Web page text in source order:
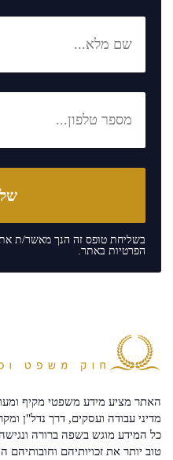
בשליחת טופס זה הנך מאשר/ת
הפרטיות באתר.
האתר מציע מידע משפטי מקיף
מדיני עבודה ועסקים, דרך נדל"ן
כל המידע מוגש בשפה ברורה
טוב יותר את זכויותיהם